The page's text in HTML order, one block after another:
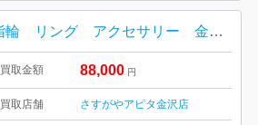
指輪 リング アクセサリー 金 K18 18金 宝石 アメジスト
買取金額 88,000 円
買取店舗 さすがやアピタ金沢店